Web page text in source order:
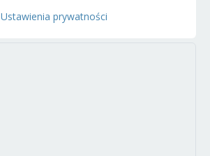
Ustawienia prywatności